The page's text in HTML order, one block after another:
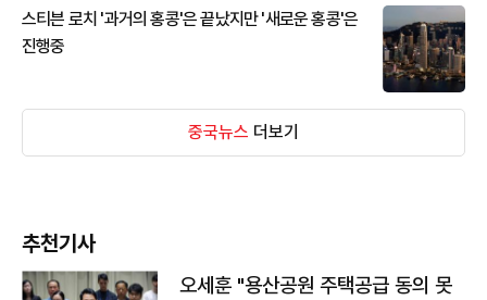
스티븐 로치 '과거의 홍콩'은 끝났지만 '새로운 홍콩'은
진행중
중국뉴스 더보기
추천기사
오세훈 "용산공원 주택공급 동의 못